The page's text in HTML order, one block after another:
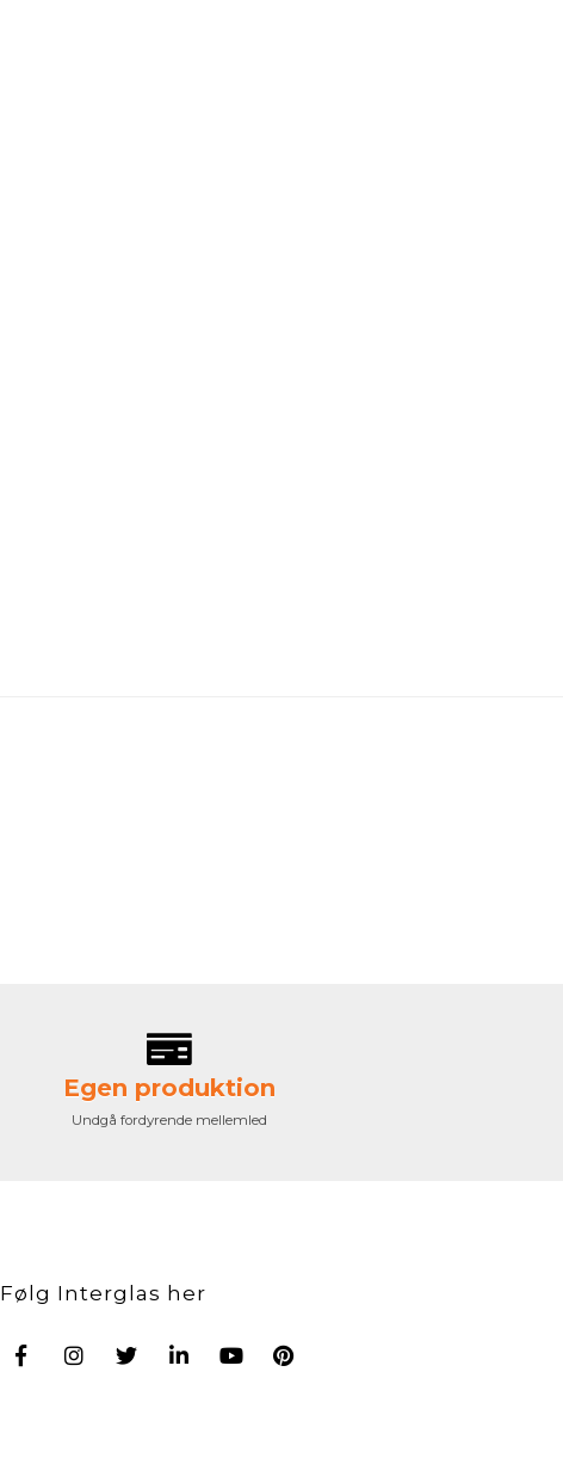
Egen produktion
Undgå fordyrende mellemled
Følg Interglas her